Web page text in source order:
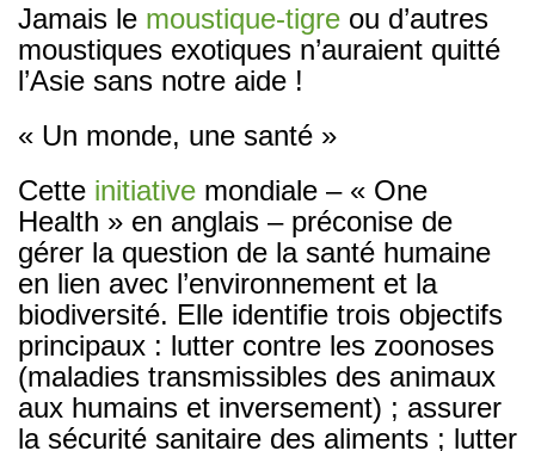
Jamais le moustique-tigre ou d’autres
moustiques exotiques n’auraient quitté
l’Asie sans notre aide !
« Un monde, une santé »
Cette initiative mondiale – « One
Health » en anglais – préconise de
gérer la question de la santé humaine
en lien avec l’environnement et la
biodiversité. Elle identifie trois objectifs
principaux : lutter contre les zoonoses
(maladies transmissibles des animaux
aux humains et inversement) ; assurer
la sécurité sanitaire des aliments ; lutter